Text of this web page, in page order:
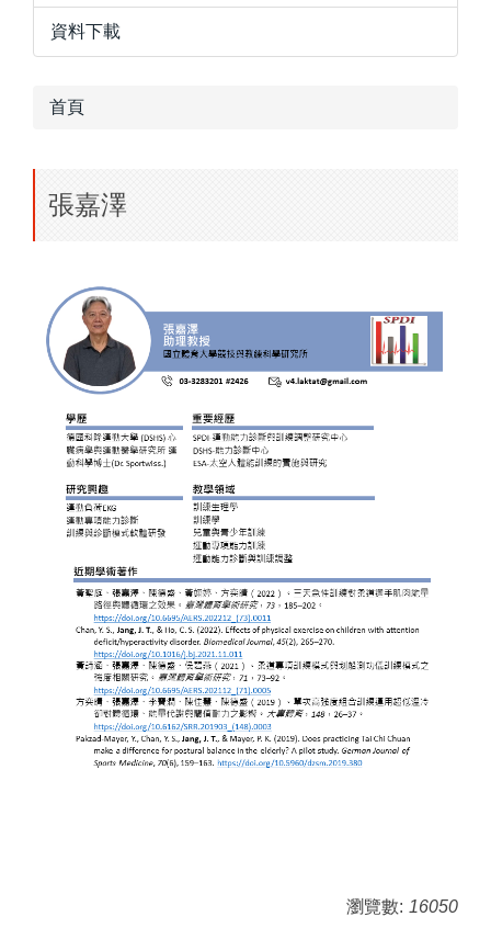
資料下載
首頁
張嘉澤
瀏覽數: 16050